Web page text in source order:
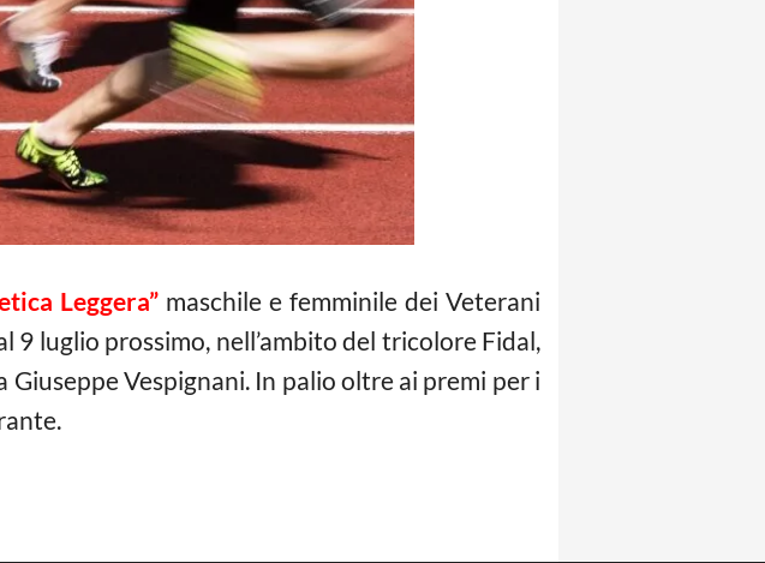
Leggera” maschile e femminile dei Veterani
luglio prossimo, nell’ambito del tricolore Fidal,
Vespignani. In palio oltre ai premi per i